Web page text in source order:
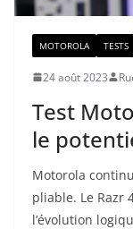
MOTOROLA TESTS
24 août 2023
Test
le
Motorola
pliable. Le Razr
l’évolution